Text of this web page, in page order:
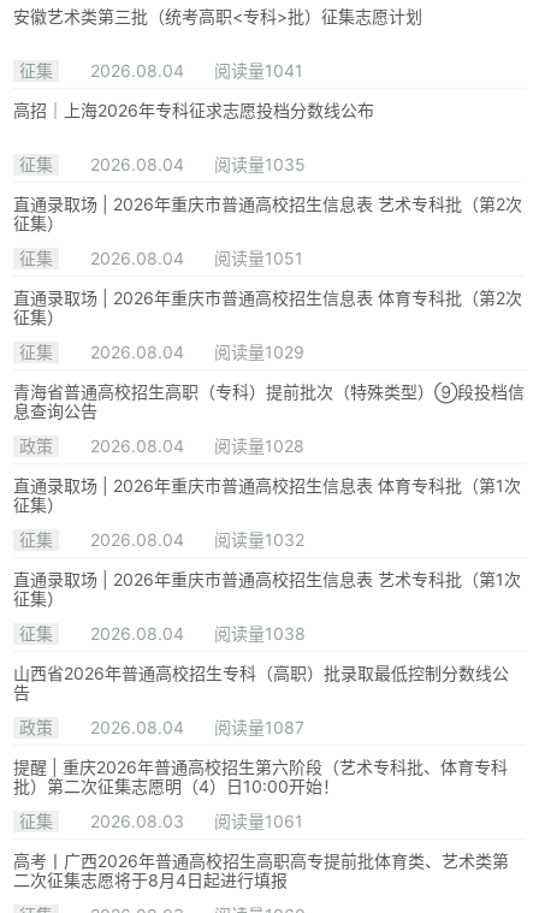
安徽艺术类第三批（统考高职<专科>批）征集志愿计划
征集 2026.08.04
阅读量1041
高招｜上海2026年专科征求志愿投档分数线公布
征集 2026.08.04
阅读量1035
直通录取场 | 2026年重庆市普通高校招生信息表 艺术专科批（第2次
征集）
征集
2026.08.04
阅读量1051
直通录取场 | 2026年重庆市普通高校招生信息表 体育专科批（第2次
征集）
征集
2026.08.04
阅读量1029
青海省普通高校招生高职（专科）提前批次（特殊类型）⑨段投档信
息查询公告
政策
2026.08.04
阅读量1028
直通录取场 | 2026年重庆市普通高校招生信息表 体育专科批（第1次
征集）
征集
2026.08.04
阅读量1032
直通录取场 | 2026年重庆市普通高校招生信息表 艺术专科批（第1次
征集）
征集
2026.08.04
阅读量1038
山西省2026年普通高校招生专科（高职）批录取最低控制分数线公
告
政策
2026.08.04
阅读量1087
提醒 | 重庆2026年普通高校招生第六阶段（艺术专科批、体育专科
批）第二次征集志愿明（4）日10:00开始！
征集
2026.08.03
阅读量1061
高考丨广西2026年普通高校招生高职高专提前批体育类、艺术类第
二次征集志愿将于8月4日起进行填报